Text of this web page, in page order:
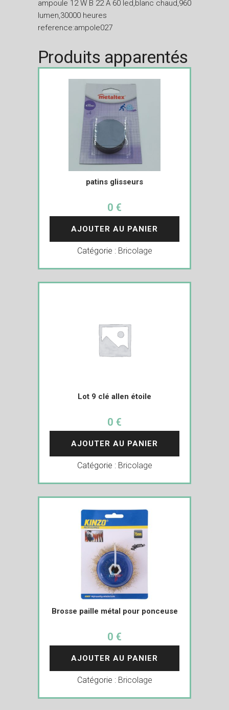
ampoule 12 W B 22 A 60 led,blanc chaud,960
lumen,30000 heures
reference:ampole027
Produits apparentés
patins glisseurs
0 €
AJOUTER AU PANIER
Catégorie : Bricolage
Lot 9 clé allen étoile
0 €
AJOUTER AU PANIER
Catégorie : Bricolage
Brosse paille métal pour ponceuse
0 €
AJOUTER AU PANIER
Catégorie : Bricolage